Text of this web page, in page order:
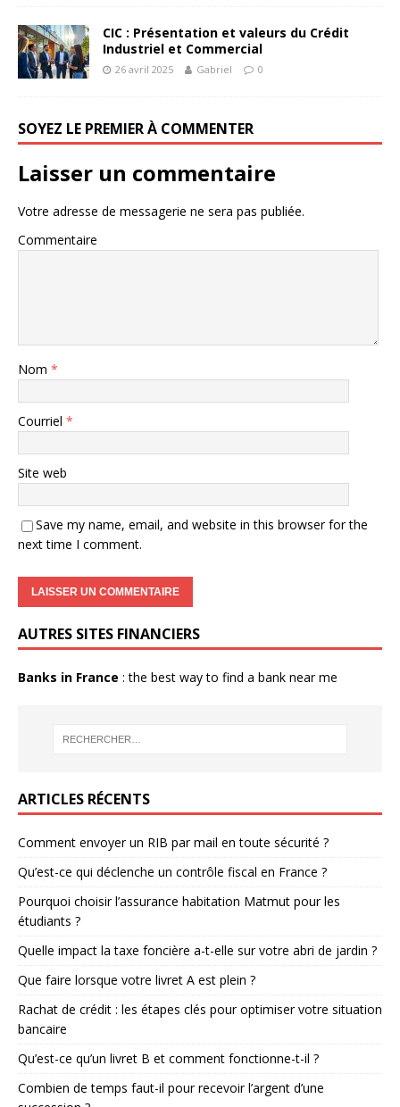
CIC : Présentation et valeurs du Crédit
Industriel et Commercial
26 avril 2025 Gabriel 0
SOYEZ LE PREMIER À COMMENTER
Laisser un commentaire
Votre adresse de messagerie ne sera pas publiée.
Commentaire
Nom *
Courriel *
Site web
Save my name, email, and website in this browser for the
next time I comment.
AUTRES SITES FINANCIERS
Banks in France : the best way to find a bank near me
ARTICLES RÉCENTS
Comment envoyer un RIB par mail en toute sécurité ?
Qu’est-ce qui déclenche un contrôle fiscal en France ?
Pourquoi choisir l’assurance habitation Matmut pour les
étudiants ?
Quelle impact la taxe foncière a-t-elle sur votre abri de jardin ?
Que faire lorsque votre livret A est plein ?
Rachat de crédit : les étapes clés pour optimiser votre situation
bancaire
Qu’est-ce qu’un livret B et comment fonctionne-t-il ?
Combien de temps faut-il pour recevoir l’argent d’une